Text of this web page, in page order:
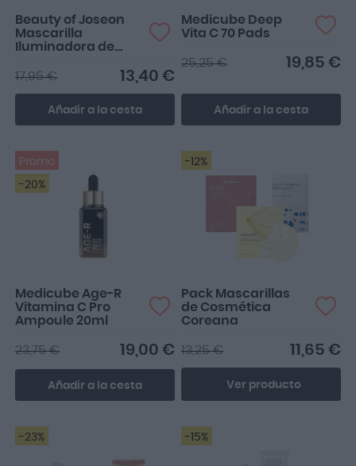
Beauty of Joseon
Mascarilla
Iluminadora de
150ml
13,40 €
17,95 €
Añadir a la cesta
Medicube Deep
Vita C 70 Pads
19,85 €
25,25 €
Añadir a la cesta
Promo
-20%
Medicube Age-R
Vitamina C Pro
Ampoule 20ml
19,00 €
23,75 €
Añadir a la cesta
-12%
Pack Mascarillas
de Cosmética
Coreana
11,65 €
13,25 €
Ver producto
-23% -15%